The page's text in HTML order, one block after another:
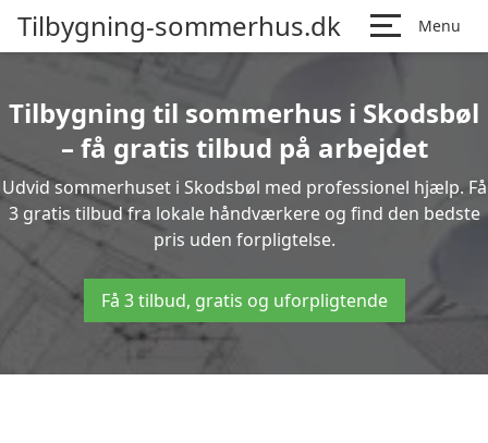
Tilbygning-sommerhus.dk Menu
Tilbygning til sommerhus i Skodsbøl
– få gratis tilbud på arbejdet
Udvid sommerhuset i Skodsbøl med professionel hjælp. Få
3 gratis tilbud fra lokale håndværkere og find den bedste
pris uden forpligtelse.
Få 3 tilbud, gratis og uforpligtende